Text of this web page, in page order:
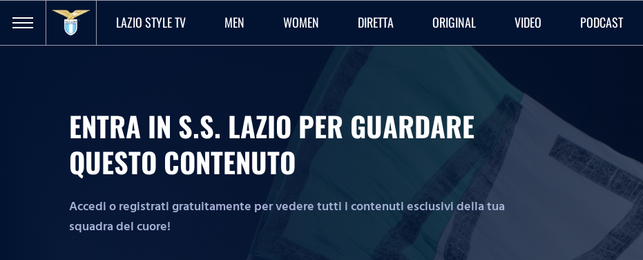
LAZIO STYLE TV MEN WOMEN DIRETTA ORIGINAL VIDEO PODCAST
ENTRA IN S.S. LAZIO PER GUARDARE
QUESTO CONTENUTO
Accedi o registrati gratuitamente per vedere tutti i contenuti esclusivi della tua
squadra del cuore!